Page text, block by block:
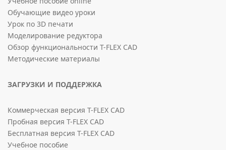
Обучающие видео уроки
Урок по 3D печати
Моделирование редуктора
Обзор функциональности T-FLEX CAD
Методические материалы
ЗАГРУЗКИ И ПОДДЕРЖКА
Коммерческая версия T-FLEX CAD
Пробная версия T-FLEX CAD
Бесплатная версия T-FLEX CAD
Учебное пособие